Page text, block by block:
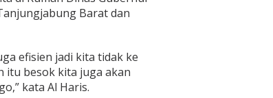
Barat dan
efisien jadi kita tidak ke
itu besok kita juga akan
kata Al Haris.